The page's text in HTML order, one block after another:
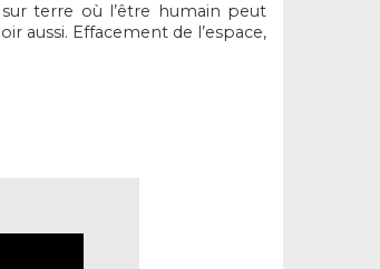
terre où l’être humain peut
aussi. Effacement de l’espace,